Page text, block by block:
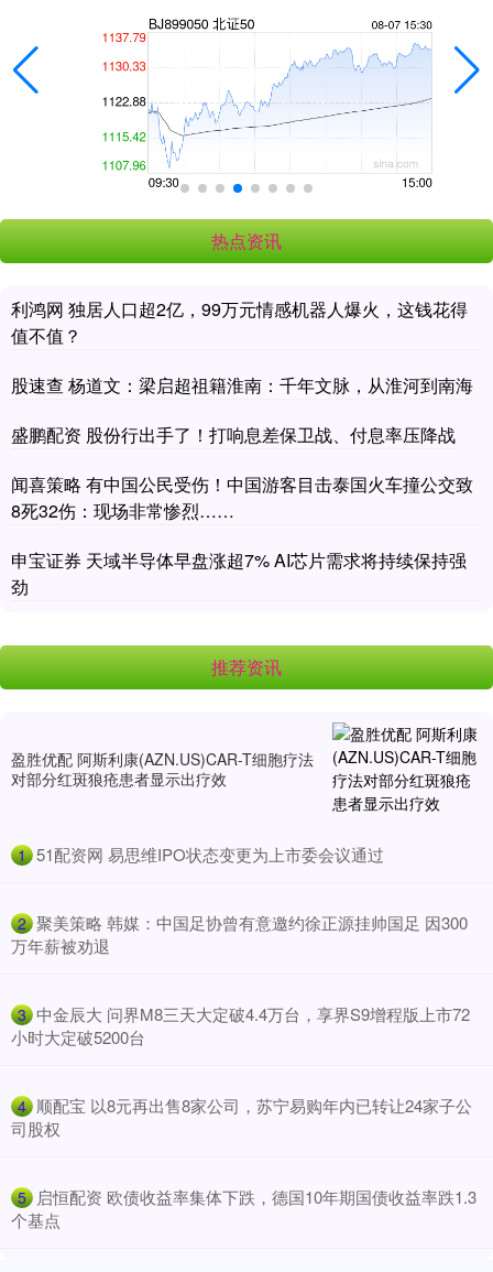
热点资讯
利鸿网 独居人口超2亿，99万元情感机器人爆火，这钱花得
值不值？
股速查 杨道文：梁启超祖籍淮南：千年文脉，从淮河到南海
盛鹏配资 股份行出手了！打响息差保卫战、付息率压降战
闻喜策略 有中国公民受伤！中国游客目击泰国火车撞公交致
8死32伤：现场非常惨烈……
申宝证券 天域半导体早盘涨超7% AI芯片需求将持续保持强
劲
推荐资讯
盈胜优配 阿斯利康(AZN.US)CAR-T细胞疗法
对部分红斑狼疮患者显示出疗效
1 ​51配资网 易思维IPO状态变更为上市委会议通过
2 ​聚美策略 韩媒：中国足协曾有意邀约徐正源挂帅国足 因300
万年薪被劝退
3 ​中金辰大 问界M8三天大定破4.4万台，享界S9增程版上市72
小时大定破5200台
4 ​顺配宝 以8元再出售8家公司，苏宁易购年内已转让24家子公
司股权
5 ​启恒配资 欧债收益率集体下跌，德国10年期国债收益率跌1.3
个基点